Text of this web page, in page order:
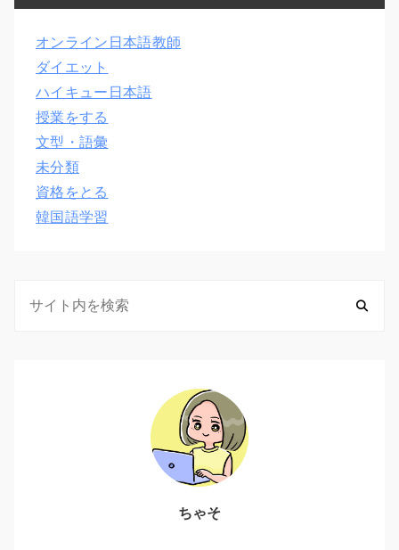
オンライン日本語教師
ダイエット
ハイキュー日本語
授業をする
文型・語彙
未分類
資格をとる
韓国語学習
ちゃそ